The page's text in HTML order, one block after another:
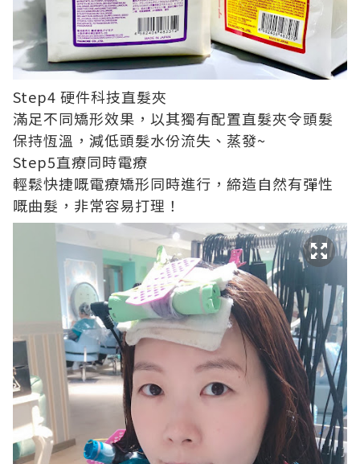
Step4 硬件科技直髮夾
滿足不同矯形效果，以其獨有配置直髮夾令頭髮
保持恆溫，減低頭髮水份流失、蒸發~
Step5直療同時電療
輕鬆快捷嘅電療矯形同時進行，締造自然有彈性
嘅曲髮，非常容易打理！